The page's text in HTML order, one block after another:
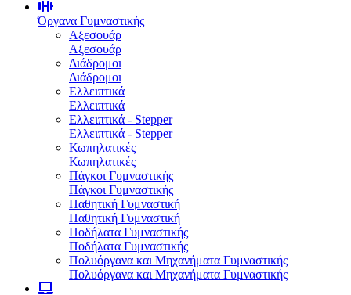
Όργανα Γυμναστικής
Αξεσουάρ
Αξεσουάρ
Διάδρομοι
Διάδρομοι
Ελλειπτικά
Ελλειπτικά
Ελλειπτικά - Stepper
Ελλειπτικά - Stepper
Κωπηλατικές
Κωπηλατικές
Πάγκοι Γυμναστικής
Πάγκοι Γυμναστικής
Παθητική Γυμναστική
Παθητική Γυμναστική
Ποδήλατα Γυμναστικής
Ποδήλατα Γυμναστικής
Πολυόργανα και Μηχανήματα Γυμναστικής
Πολυόργανα και Μηχανήματα Γυμναστικής